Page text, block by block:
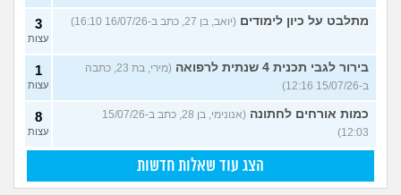
מתלבט על כיון לימודים (יואב, בן 27, כתב ב-16/07/26 16:10) 3
עצות
בירור לגבי תכנית 4 שנתית לרפואה
(מירי, בת 23, כתבה
ב-15/07/26 12:16)
1
עצות
כמות אורחים לחתונה
(אנונימי, בן 28, כתב ב-15/07/26
12:03)
8
עצות
הצג עוד שאלות חדשות